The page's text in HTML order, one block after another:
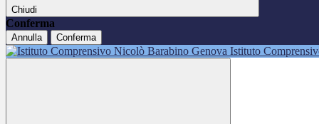
Chiudi
Conferma
Annulla Conferma
Istituto